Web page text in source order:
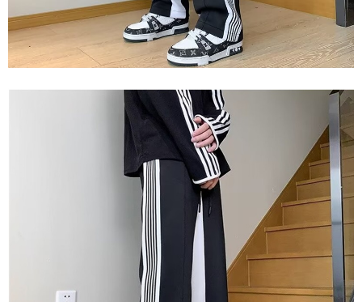
mudah alih boleh segera menggunakan tanpa perlu memohon lagi.
(Hanya untuk nombor langganan peribadi, tidak terbuka untuk syarikat
dan kad prabayar)
2. Pilihan kaedah pembayaran "Pembayaran Ansuran Gogo", selepas
pesanan ditubuhkan, akan secara automatik dialihkan ke proses
ansuran yang diingini, tarikh akhir pembayaran, dan setelah
mengesahkan pembayaran, transaksi akan selesai.
3. Jumlah kelulusan sebenar, bilangan ansuran dan jumlah bayaran
adalah berdasarkan halaman pengesahan transaksi seterusnya.
4. Dalam masa 30 minit selepas pesanan ditubuhkan, jika tidak pergi
untuk mengesahkan transaksi atau jika tidak lulus semakan, pesanan
akan dibatalkan secara automatik. Jika terdapat situasi "pindah untuk
semakan khusus" yang tidak lulus, ini menunjukkan bahawa sistem
penilaian tidak mencukupi, tiada penjelasan mengenai kandungan
【Penerangan Kaedah Pembayaran】
1. Pembayaran ansuran tidak digabungkan dalam bil telekomunikasi,
"Pembayaran Ansuran Gogo" akan menghantar SMS peringatan
pembayaran selepas tarikh penyelesaian bulanan.
mempunyai sebarang kebimbangan mengenai pemprosesan dan
penggunaan pada data peribadi. Jika anda tidak bersetuju dengan data
peribadi yang disenaraikan seperti di atas akan dikumpul dan digunakan
oleh AFTEE, sila jangan gunakan perkhidmatan ini.